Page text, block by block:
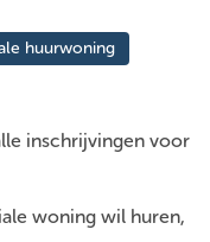
huurwoning
inschrijvingen voor
woning wil huren,